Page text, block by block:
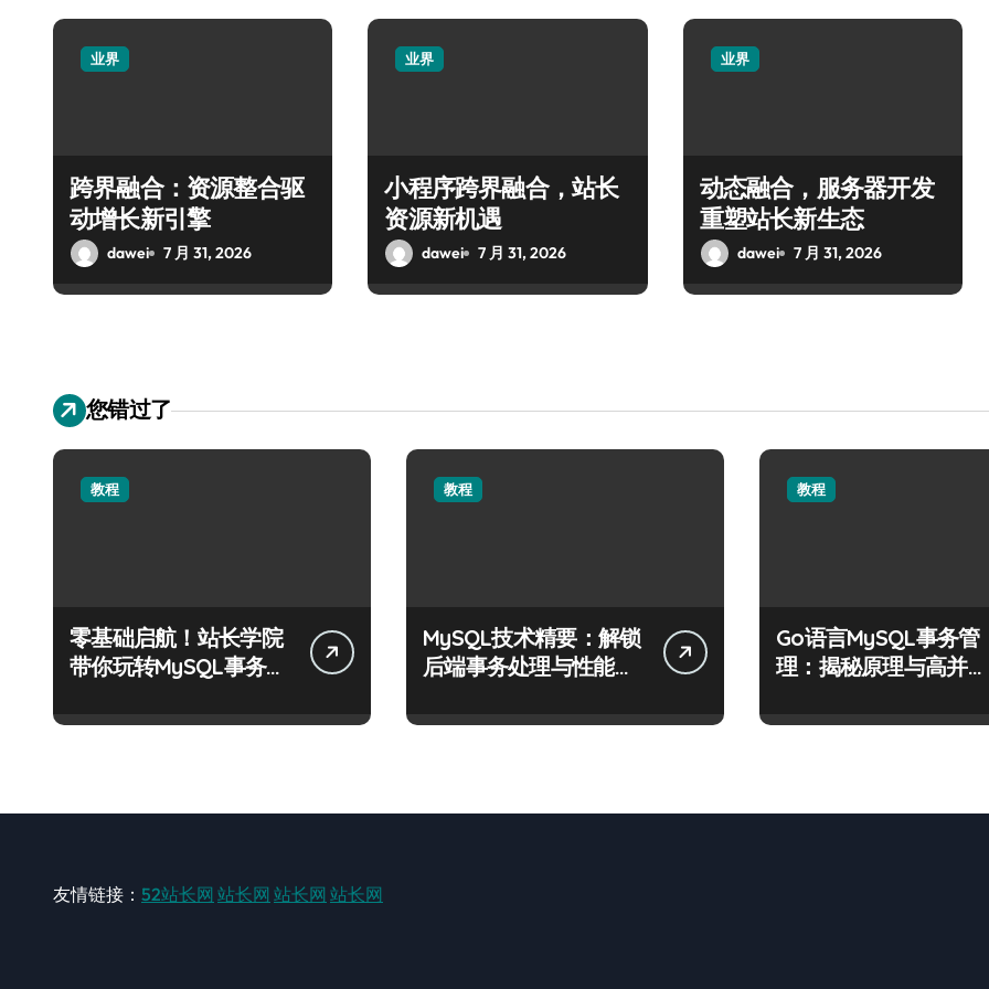
业界
跨界融合：资源整合驱
动增长新引擎
dawei 7 月 31, 2026
业界
小程序跨界融合，站长
资源新机遇
dawei 7 月 31, 2026
业界
动态融合，服务器开发
重塑站长新生态
dawei 7 月 31, 2026
您错过了
教程
零基础启航！站长学院
带你玩转MySQL事务控
教程
MySQL技术精要：解锁
后端事务处理与性能优
教程
Go语言MySQL事务管
理：揭秘原理与高并发
友情链接： 52站长网 站长网 站长网 站长网